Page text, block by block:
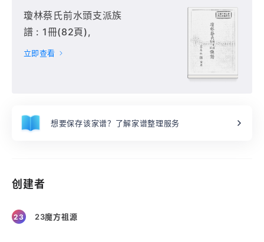
瓊林蔡氏前水頭支派族
譜 : 1冊(82頁),
立即查看
想要保存该家谱？了解家谱整理服务
创建者
23 23魔方祖源